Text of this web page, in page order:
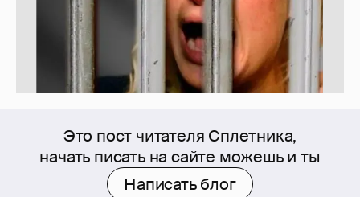
Это пост читателя Сплетника,
начать писать на сайте можешь и ты
Написать блог